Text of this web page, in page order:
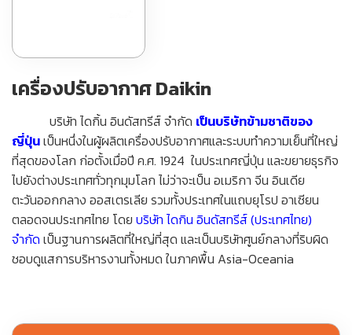
เครื่องปรับอากาศ Daikin
บริษัท ไดกิ้น อินดัสทรีส์ จำกัด เป็นบริษัทข้ามชาติของ
ญี่ปุ่นเป็นหนึ่งในผู้ผลิตเครื่องปรับอากาศและระบบทำความเย็นที่ใหญ่
ที่สุดของโลก ก่อตั้งเมื่อปี ค.ศ. 1924 ในประเทศญี่ปุ่น และขยายธุรกิจ
ไปยังต่างประเทศทั่วทุกมุมโลก ไม่ว่าจะเป็น อเมริกา จีน อินเดีย
ตะวันออกกลาง ออสเตรเลีย รวมทั้งประเทศในแถบยุโรป อาเซียน
ตลอดจนประเทศไทย โดย บริษัท ไดกิน อินดัสทรีส์ (ประเทศไทย)
จำกัด เป็นฐานการผลิตที่ใหญ่ที่สุด และเป็นบริษัทศูนย์กลางที่ริบผิด
ชอบดูแสการบริหารงานทั้งหมด ในภาคพื้น Asia-Oceania